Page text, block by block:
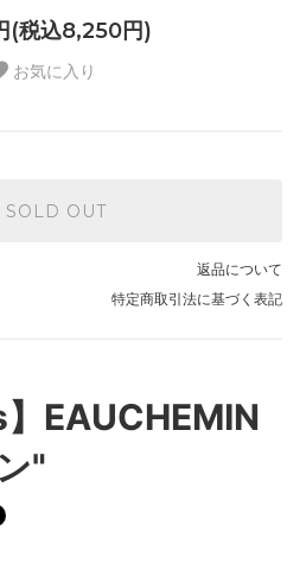
(税込8,250円)
お気に入り
SOLD OUT
返品について
特定商取引法に基づく表記
】EAUCHEMIN
"